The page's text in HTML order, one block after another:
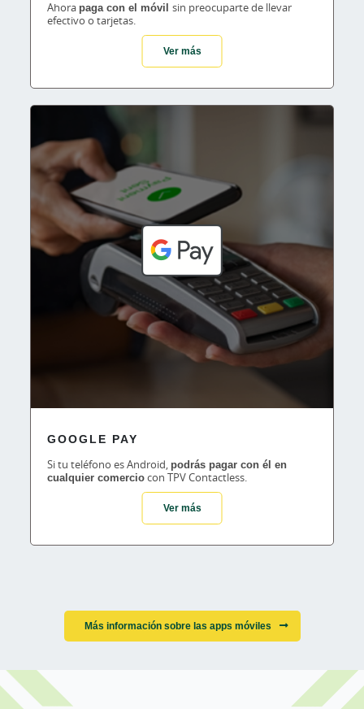
Ahora paga con el móvil sin preocuparte de llevar
efectivo o tarjetas.
Ver más
GOOGLE PAY
Si tu teléfono es Android, podrás pagar con él en
cualquier comerciocon TPV Contactless.
Ver más
Más información sobre las apps móviles